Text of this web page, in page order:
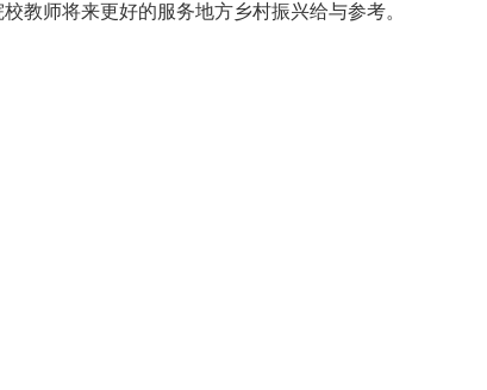
教师将来更好的服务地方乡村振兴给与参考。